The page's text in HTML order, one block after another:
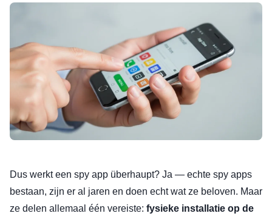
Dus werkt een spy app überhaupt? Ja — echte spy apps
bestaan, zijn er al jaren en doen echt wat ze beloven. Maar
ze delen allemaal één vereiste: fysieke installatie op de